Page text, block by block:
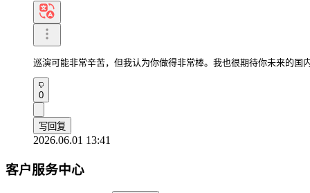
巡演可能非常辛苦，但我认为你做得非常棒。我也很期待你未来的国
0
写回复
2026.06.01 13:41
客户服务中心